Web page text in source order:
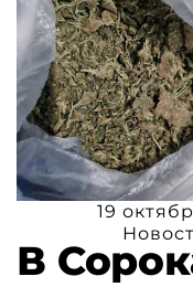
19
В